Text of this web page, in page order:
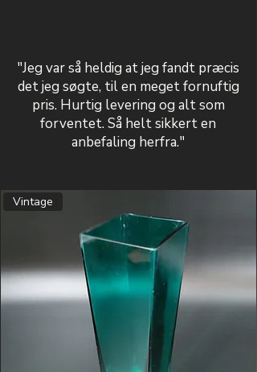
"Jeg var så heldig at jeg fandt præcis
det jeg søgte, til en meget fornuftig
pris. Hurtig levering og alt som
forventet. Så helt sikkert en
anbefaling herfra."
Vintage